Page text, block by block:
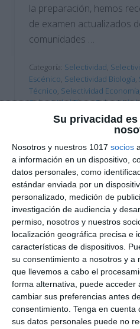
Su privacidad
Nosotros y nuestros 1017 socios
a información en un dispositivo,
datos personales, como
estándar enviada por un
personalizado, medición de
investigación de audiencia y
permiso, nosotros y nuestros
localización geográfica precisa e
características de dispositivos.
su consentimiento a nosotros y a
que llevemos a cabo el
forma alternativa, puede acceder
cambiar sus preferencias antes
consentimiento. Tenga en cuenta
sus datos personales puede no
la preparación, hemos
de examen actualizados
comunidades …
Categoría: Selectividad,
Escénico, Selectividad Biología,
Técnico, Selectividad Economía
Selectividad Física,Selectividad
Geografía,Selectividad Geología
Selectividad Historia,
Selectividad Matemáticas II,
Etiqueta:Análisis musical II,
Escénicas II,asturias,
canarias,cantabria ,castilla y leon
cataluña,Ciencias Ambientales,
Ciencias Sociales,
valenciana,Coro y Técnica
Técnico ,Dibujo Técnico
Dibujo Técnico II,diseño,
secundaria,ejercicios,Empresa
modelos de negocio ,ESO,
estudiar,exámenes de acceso,
extremadura, Filosofía Física
fisicayquimica,
geografía
geología Geología y